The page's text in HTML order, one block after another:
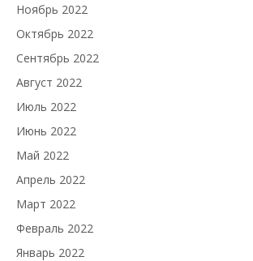
Ноябрь 2022
Октябрь 2022
Сентябрь 2022
Август 2022
Июль 2022
Июнь 2022
Май 2022
Апрель 2022
Март 2022
Февраль 2022
Январь 2022